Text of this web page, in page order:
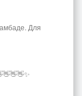
Для